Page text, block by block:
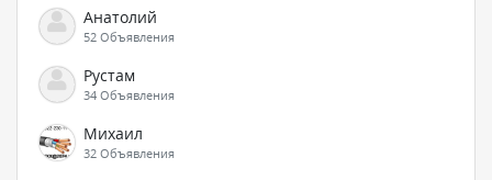
Анатолий
52 Объявления
Рустам
34 Объявления
Михаил
32 Объявления